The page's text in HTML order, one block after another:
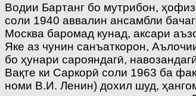
Водии Бартанг бо мутрибон,
соли 1940 аввалин ансамбли
Москва баромад кунад, аксари
Яке аз чунин санъаткорон,
бо ҳунари сарояндагӣ,
Вақте ки Саркорӣ соли 1963 ба
номи В.И. Ленин) дохил шуд,